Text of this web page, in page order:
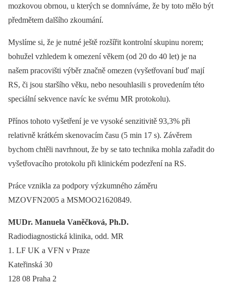
mozkovou obrnou, u kterých se domníváme, že by toto mělo být
předmětem dalšího zkoumání.
Myslíme si, že je nutné ještě rozšířit kontrolní skupinu norem;
bohužel vzhledem k omezení věkem (od 20 do 40 let) je na
našem pracovišti výběr značně omezen (vyšetřovaní buď mají
RS, či jsou staršího věku, nebo nesouhlasili s provedením této
speciální sekvence navíc ke svému MR protokolu).
Přínos tohoto vyšetření je ve vysoké senzitivitě 93,3% při
relativně krátkém skenovacím času (5 min 17 s). Závěrem
bychom chtěli navrhnout, že by se tato technika mohla zařadit do
vyšetřovacího protokolu při klinickém podezření na RS.
Práce vznikla za podpory výzkumného záměru
MZOVFN2005 a MSMOO21620849.
MUDr. Manuela Vaněčková, Ph.D.
Radiodiagnostická klinika, odd. MR
1. LF UK a VFN v Praze
Kateřinská 30
128 08 Praha 2